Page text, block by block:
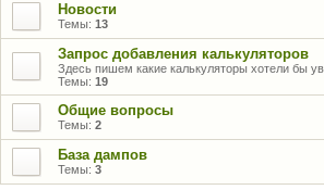
Новости
Темы: 13
Запрос добавления калькуляторов
Здесь пишем какие калькуляторы хотели бы
Темы: 19
Общие вопросы
Темы: 2
База дампов
Темы: 3